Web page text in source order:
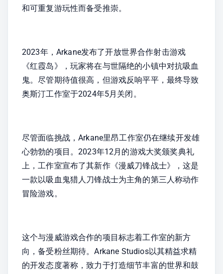
和可重复游玩性而备受推崇。
2023年，Arkane发布了开放世界合作射击游戏
《红霞岛》，玩家将在与世隔绝的小镇中对抗吸血
鬼。尽管期待值很高，但游戏反响平平，最终导致
奥斯汀工作室于2024年5月关闭。
尽管面临挑战，Arkane里昂工作室仍在继续开发雄
心勃勃的项目。2023年12月的游戏大奖颁奖典礼
上，工作室宣布了其新作《漫威刀锋战士》，这是
一款以吸血鬼猎人刀锋战士为主角的第三人称动作
冒险游戏。
这个与漫威游戏合作的项目标志着工作室的新方
向，备受粉丝期待。Arkane Studios以其精益求精
的开发态度著称，致力于打造细节丰富的世界和鼓